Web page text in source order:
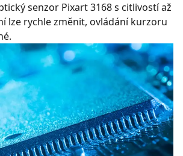
senzor Pixart 3168 s citlivostí až
lze rychle změnit, ovládání kurzoru